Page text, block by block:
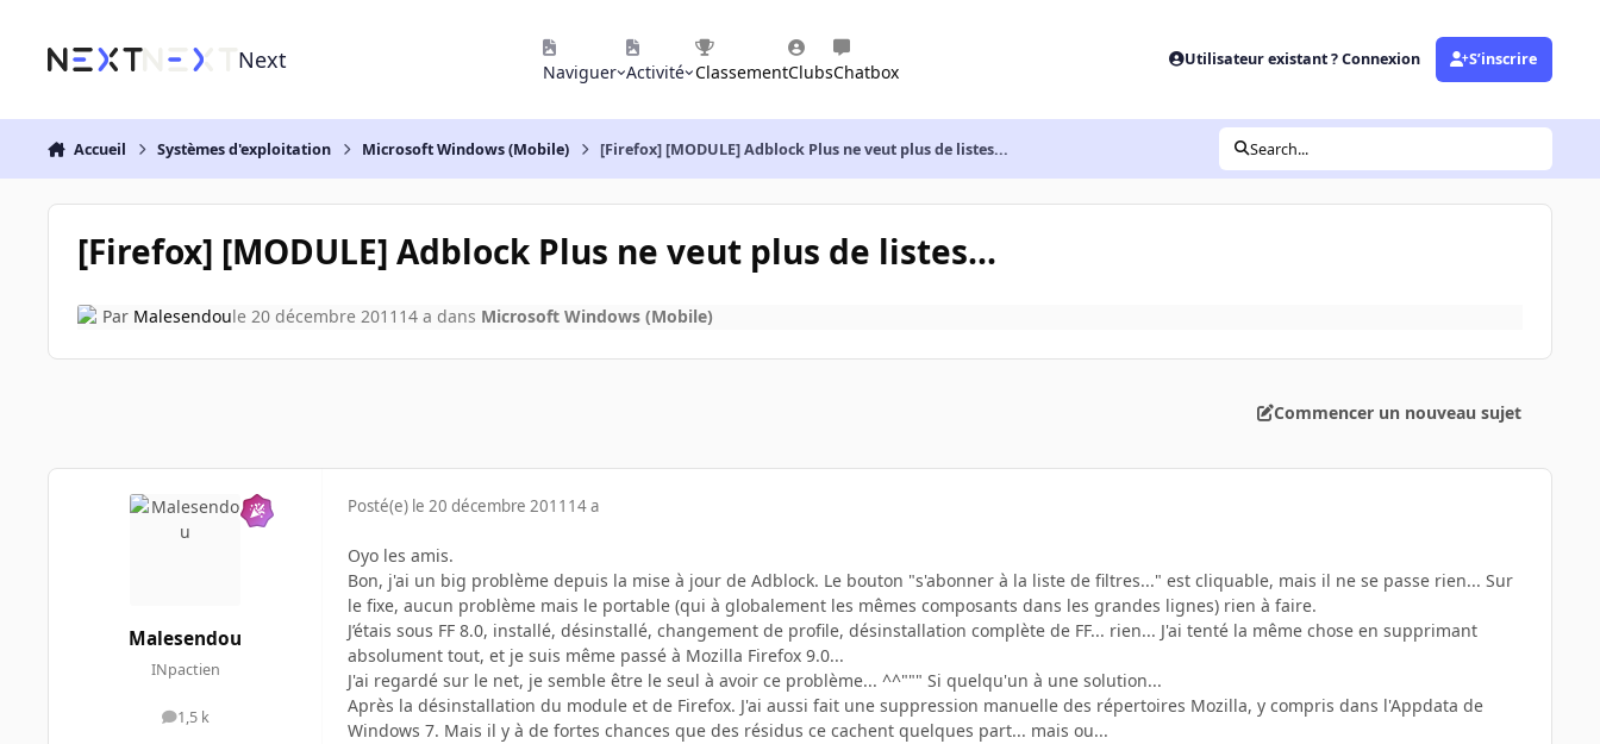
Next Naviguer Activité ClassementClubsChatbox
Utilisateur existant ? Connexion S’inscrire
Accueil Systèmes d'exploitation Microsoft Windows (Mobile) [Firefox] [MODULE] Adblock Plus ne veut plus de listes... Search...
[Firefox] [MODULE] Adblock Plus ne veut plus de listes...
Par Malesendoule 20 décembre 2011 14 a dans Microsoft Windows (Mobile)
Commencer un nouveau sujet
Malesendou
INpactien
1,5 k
messages
Posté(e) le 20 décembre 2011 14 a
Oyo les amis.
Bon, j'ai un big problème depuis la mise à jour de Adblock. Le bouton "s'abonner à la liste de filtres..." est cliquable, mais il ne se passe rien... Sur
le fixe, aucun problème mais le portable (qui à globalement les mêmes composants dans les grandes lignes) rien à faire.
J’étais sous FF 8.0, installé, désinstallé, changement de profile, désinstallation complète de FF... rien... J'ai tenté la même chose en supprimant
absolument tout, et je suis même passé à Mozilla Firefox 9.0...
J'ai regardé sur le net, je semble être le seul à avoir ce problème... ^^""" Si quelqu'un à une solution...
Après la désinstallation du module et de Firefox. J'ai aussi fait une suppression manuelle des répertoires Mozilla, y compris dans l'Appdata de
Windows 7. Mais il y à de fortes chances que des résidus ce cachent quelques part... mais ou...